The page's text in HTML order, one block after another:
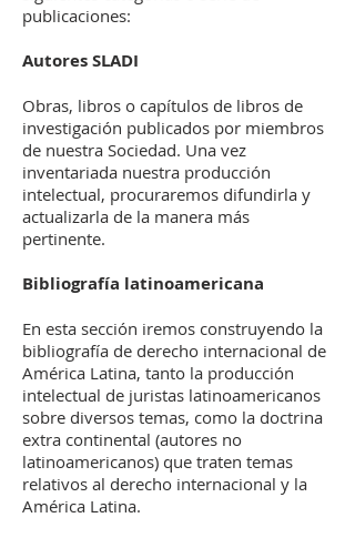
publicaciones:
Autores SLADI
Obras, libros o capítulos de libros de
investigación publicados por miembros
de nuestra Sociedad. Una vez
inventariada nuestra producción
intelectual, procuraremos difundirla y
actualizarla de la manera más
pertinente.
Bibliografía latinoamericana
En esta sección iremos construyendo la
bibliografía de derecho internacional de
América Latina, tanto la producción
intelectual de juristas latinoamericanos
sobre diversos temas, como la doctrina
extra continental (autores no
latinoamericanos) que traten temas
relativos al derecho internacional y la
América Latina.